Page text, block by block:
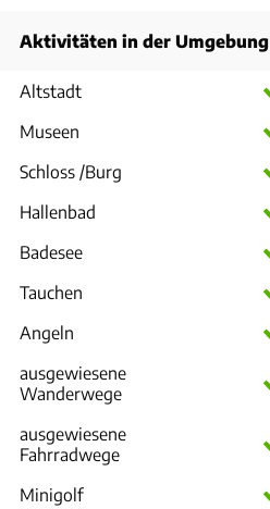
Aktivitäten in der Umgebung
Altstadt
Museen
Schloss /Burg
Hallenbad
Badesee
Tauchen
Angeln
ausgewiesene
Wanderwege
ausgewiesene
Fahrradwege
Minigolf